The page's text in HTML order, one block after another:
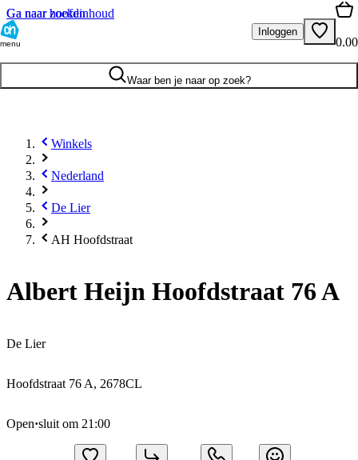
Ga naar hoofdinhoud
Ga naar zoeken
menu
Inloggen
0.00
Waar ben je naar op zoek?
Winkels
Nederland
De Lier
AH Hoofdstraat
Albert Heijn Hoofdstraat 76 A
De Lier
Hoofdstraat 76 A, 2678CL
Open·sluit om 21:00